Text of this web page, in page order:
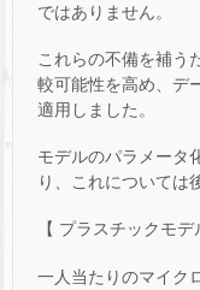
ではありません。
これらの不備を補う
較可能性を高め、デ
適用しました。
モデルのパラメータ
り、これについては
【 プラスチックモ
一人当たりのマイク